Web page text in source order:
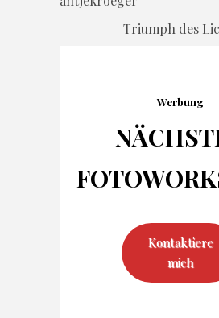
Triumph des
Werbung
FOTO
Kontaktiere
mich